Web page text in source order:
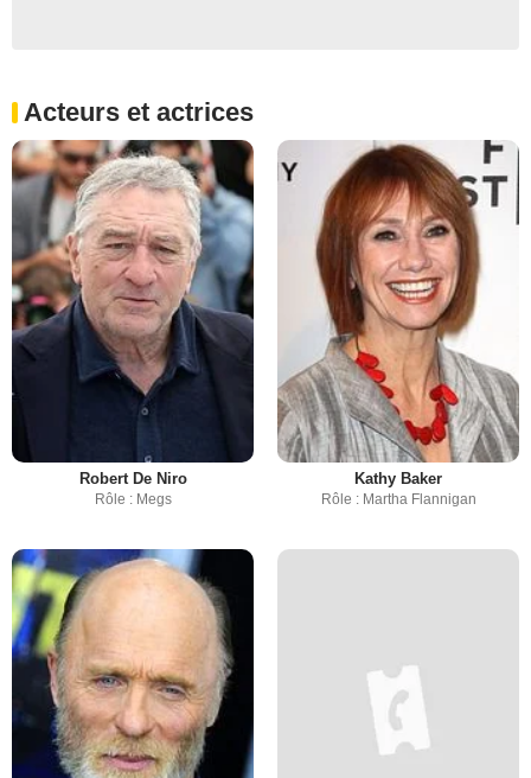
Acteurs et actrices
Robert De Niro
Rôle : Megs
Kathy Baker
Rôle : Martha Flannigan